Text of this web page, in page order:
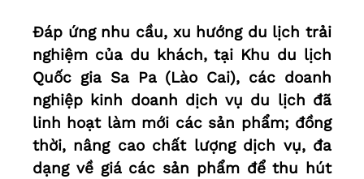
Đáp ứng nhu cầu, xu hướng du lịch trải
nghiệm của du khách, tại Khu du lịch
Quốc gia Sa Pa (Lào Cai), các doanh
nghiệp kinh doanh dịch vụ du lịch đã
linh hoạt làm mới các sản phẩm; đồng
thời, nâng cao chất lượng dịch vụ, đa
dạng về giá các sản phẩm để thu hút